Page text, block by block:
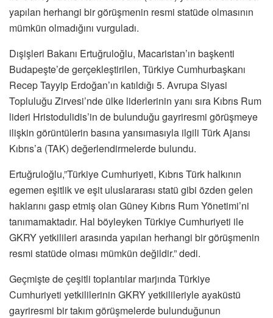
yapılan herhangi bir görüşmenin resmi statüde olmasının
mümkün olmadığını vurguladı.
Dışişleri Bakanı Ertuğruloğlu, Macaristan’ın başkenti
Budapeşte’de gerçekleştirilen, Türkiye Cumhurbaşkanı
Recep Tayyip Erdoğan’ın katıldığı 5. Avrupa Siyasi
Topluluğu Zirvesi’nde ülke liderlerinin yanı sıra Kıbrıs Rum
lideri Hristodulidis’in de bulunduğu gayriresmi görüşmeye
ilişkin görüntülerin basına yansımasıyla ilgili Türk Ajansı
Kıbrıs’a (TAK) değerlendirmelerde bulundu.
Ertuğruloğlu,”Türkiye Cumhuriyeti, Kıbrıs Türk halkının
egemen eşitlik ve eşit uluslararası statü gibi özden gelen
haklarını gasp etmiş olan Güney Kıbrıs Rum Yönetimi’ni
tanımamaktadır. Hal böyleyken Türkiye Cumhuriyeti ile
GKRY yetkilileri arasında yapılan herhangi bir görüşmenin
resmi statüde olması mümkün değildir.” dedi.
Geçmişte de çeşitli toplantılar marjında Türkiye
Cumhuriyeti yetkililerinin GKRY yetkilileriyle ayaküstü
gayriresmi bir takım görüşmelerde bulunduğunun